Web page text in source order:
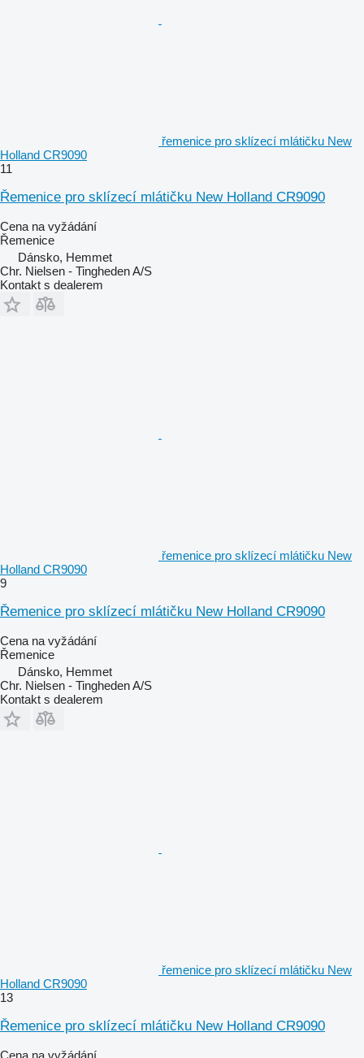
řemenice pro sklízecí mlátičku New
Holland CR9090
11
Řemenice pro sklízecí mlátičku New Holland CR9090
Cena na vyžádání
Řemenice
Dánsko, Hemmet
Chr. Nielsen - Tingheden A/S
Kontakt s dealerem
řemenice pro sklízecí mlátičku New
Holland CR9090
9
Řemenice pro sklízecí mlátičku New Holland CR9090
Cena na vyžádání
Řemenice
Dánsko, Hemmet
Chr. Nielsen - Tingheden A/S
Kontakt s dealerem
řemenice pro sklízecí mlátičku New
Holland CR9090
13
Řemenice pro sklízecí mlátičku New Holland CR9090
Cena na vyžádání